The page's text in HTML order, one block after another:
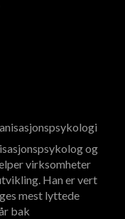
og
virksomheter
Han er vert
mest lyttede
bak